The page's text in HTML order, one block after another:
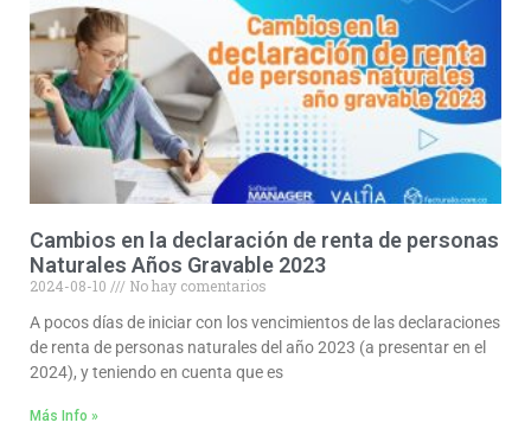
Cambios en la declaración de renta de personas
Naturales Años Gravable 2023
2024-08-10
No hay comentarios
A pocos días de iniciar con los vencimientos de las declaraciones
de renta de personas naturales del año 2023 (a presentar en el
2024), y teniendo en cuenta que es
Más Info »